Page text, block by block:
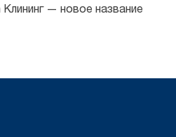
— новое название